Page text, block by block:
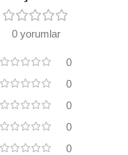
0 yorumlar
0
0
0
0
0